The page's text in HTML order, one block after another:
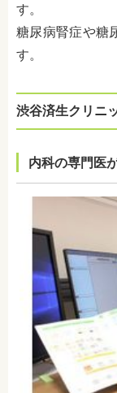
す。
糖尿病腎症や糖
す。
渋谷済生クリニ
内科の専門医